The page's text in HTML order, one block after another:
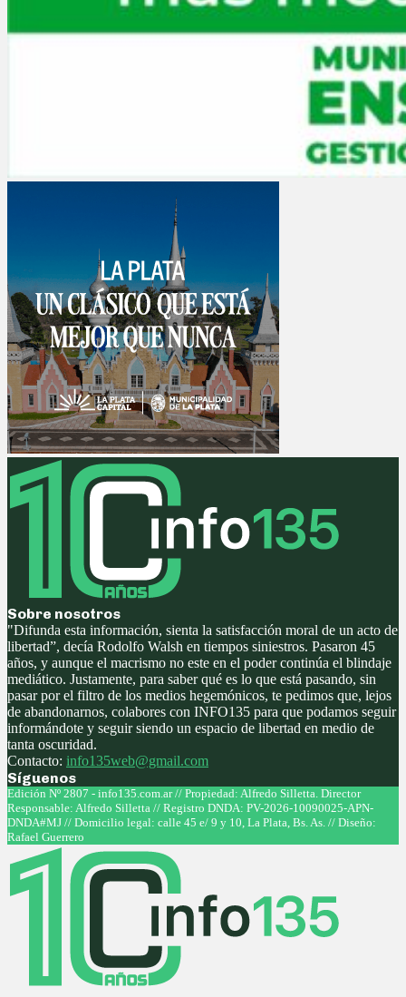
Sobre nosotros
"Difunda esta información, sienta la satisfacción moral de un acto de
libertad”, decía Rodolfo Walsh en tiempos siniestros. Pasaron 45
años, y aunque el macrismo no este en el poder continúa el blindaje
mediático. Justamente, para saber qué es lo que está pasando, sin
pasar por el filtro de los medios hegemónicos, te pedimos que, lejos
de abandonarnos, colabores con INFO135 para que podamos seguir
informándote y seguir siendo un espacio de libertad en medio de
tanta oscuridad.
Contacto: info135web@gmail.com
Síguenos
Facebook
Twitter
Instagram
Youtube
Edición Nº 2807 - info135.com.ar // Propiedad: Alfredo Silletta. Director
Responsable: Alfredo Silletta // Registro DNDA: PV-2026-10090025-APN-
DNDA#MJ // Domicilio legal: calle 45 e/ 9 y 10, La Plata, Bs. As. // Diseño:
Rafael Guerrero